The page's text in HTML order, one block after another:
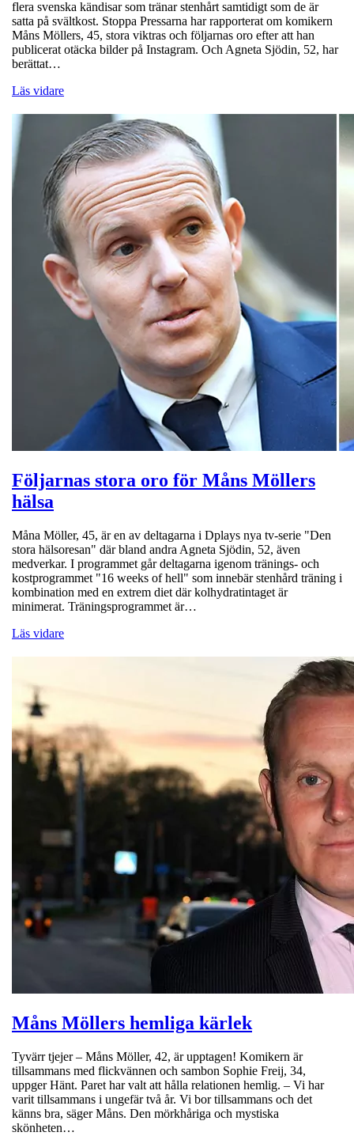
flera svenska kändisar som tränar stenhårt samtidigt som de är
satta på svältkost. Stoppa Pressarna har rapporterat om komikern
Måns Möllers, 45, stora viktras och följarnas oro efter att han
publicerat otäcka bilder på Instagram. Och Agneta Sjödin, 52, har
berättat…
Läs vidare
Följarnas stora oro för Måns Möllers
hälsa
Måna Möller, 45, är en av deltagarna i Dplays nya tv-serie "Den
stora hälsoresan" där bland andra Agneta Sjödin, 52, även
medverkar. I programmet går deltagarna igenom tränings- och
kostprogrammet "16 weeks of hell" som innebär stenhård träning i
kombination med en extrem diet där kolhydratintaget är
minimerat. Träningsprogrammet är…
Läs vidare
Måns Möllers hemliga kärlek
Tyvärr tjejer – Måns Möller, 42, är upptagen! Komikern är
tillsammans med flickvännen och sambon Sophie Freij, 34,
uppger Hänt. Paret har valt att hålla relationen hemlig. – Vi har
varit tillsammans i ungefär två år. Vi bor tillsammans och det
känns bra, säger Måns. Den mörkhåriga och mystiska
skönheten…